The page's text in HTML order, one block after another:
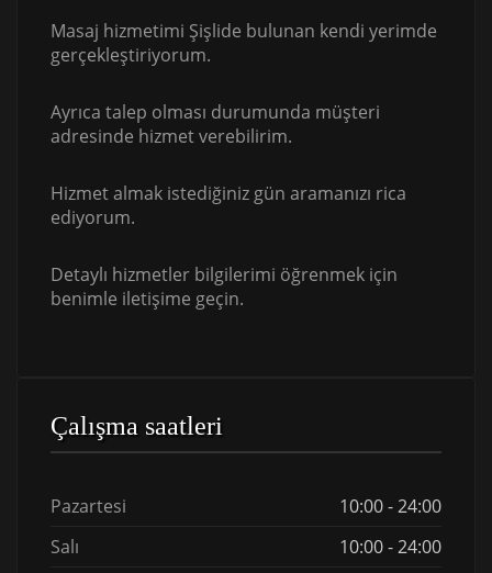
Masaj hizmetimi Şişlide bulunan kendi yerimde
gerçekleştiriyorum.
Ayrıca talep olması durumunda müşteri
adresinde hizmet verebilirim.
Hizmet almak istediğiniz gün aramanızı rica
ediyorum.
Detaylı hizmetler bilgilerimi öğrenmek için
benimle iletişime geçin.
Çalışma saatleri
Pazartesi
10:00 - 24:00
Salı
10:00 - 24:00